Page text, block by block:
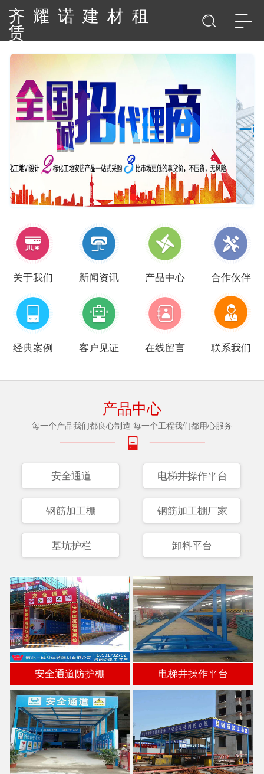
齐耀诺建材租
赁
关于我们 新闻资讯 产品中心 合作伙伴
经典案例 客户见证 在线留言 联系我们
产品中心
每一个产品我们都良心制造 每一个工程我们都用心服务
安全通道 电梯井操作平台
钢筋加工棚 钢筋加工棚厂家
基坑护栏 卸料平台
安全通道防护棚 电梯井操作平台